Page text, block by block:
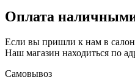
Оплата
Если вы пришли к нам в
Наш магазин находиться по
Самовывоз